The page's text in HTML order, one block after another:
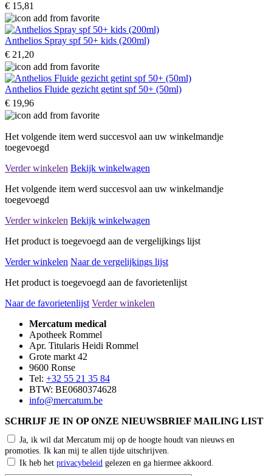
€ 15,81
Anthelios Spray spf 50+ kids (200ml)
€ 21,20
Anthelios Fluide gezicht getint spf 50+ (50ml)
€ 19,96
Het volgende item werd succesvol aan uw winkelmandje
toegevoegd
Verder winkelen Bekijk winkelwagen
Het volgende item werd succesvol aan uw winkelmandje
toegevoegd
Verder winkelen Bekijk winkelwagen
Het product is toegevoegd aan de vergelijkings lijst
Verder winkelen Naar de vergelijkings lijst
Het product is toegevoegd aan de favorietenlijst
Naar de favorietenlijst Verder winkelen
Mercatum medical
Apotheek Rommel
Apr. Titularis Heidi Rommel
Grote markt 42
9600 Ronse
Tel: +32 55 21 35 84
BTW: BE0680374628
info@mercatum.be
SCHRIJF JE IN OP ONZE NIEUWSBRIEF MAILING LIST
Ja, ik wil dat Mercatum mij op de hoogte houdt van nieuws en
promoties. Ik kan mij te allen tijde uitschrijven.
Ik heb het privacybeleid gelezen en ga hiermee akkoord.